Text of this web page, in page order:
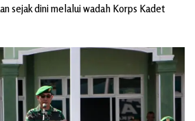
sejak dini melalui wadah Korps Kadet